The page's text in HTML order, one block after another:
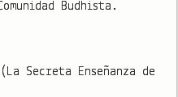
Budhista.
(La Secreta Enseñanza de